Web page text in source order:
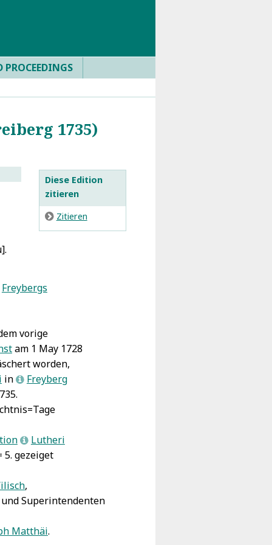
1735)
Diese Edition
zitieren
E Zitieren
Freybergs
vorige
am 1 May 1728
worden,
in L Freyberg
L Lutheri
5. gezeiget
,
Superintendenten
Matthäi.